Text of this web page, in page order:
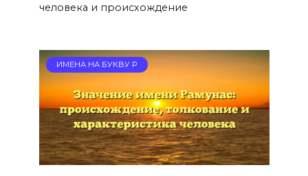
человека и происхождение
ИМЕНА НА БУКВУ Р